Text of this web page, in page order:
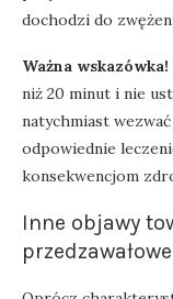
dochodzi do
Ważna wskazówka!
niż 20 minut i nie
natychmiast
odpowiednie
konsekwencjom
Inne objawy